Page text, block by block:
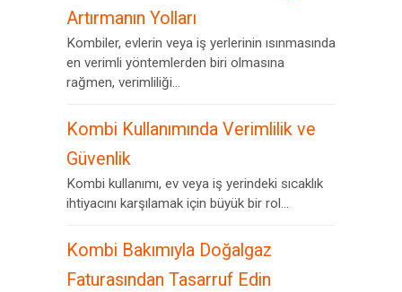
Artırmanın Yolları
Kombiler, evlerin veya iş yerlerinin ısınmasında
en verimli yöntemlerden biri olmasına
rağmen, verimliliği...
Kombi Kullanımında Verimlilik ve
Güvenlik
Kombi kullanımı, ev veya iş yerindeki sıcaklık
ihtiyacını karşılamak için büyük bir rol...
Kombi Bakımıyla Doğalgaz
Faturasından Tasarruf Edin